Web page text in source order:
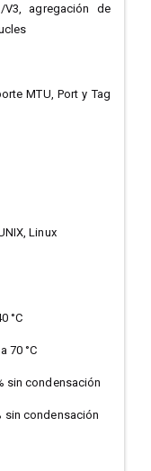
V3, agregación de
MTU, Port y Tag
Linux
°C
70 °C
sin condensación
sin condensación